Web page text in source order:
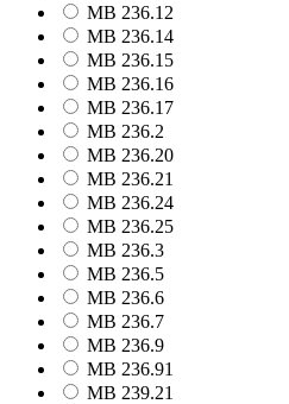
MB 236.12
MB 236.14
MB 236.15
MB 236.16
MB 236.17
MB 236.2
MB 236.20
MB 236.21
MB 236.24
MB 236.25
MB 236.3
MB 236.5
MB 236.6
MB 236.7
MB 236.9
MB 236.91
MB 239.21